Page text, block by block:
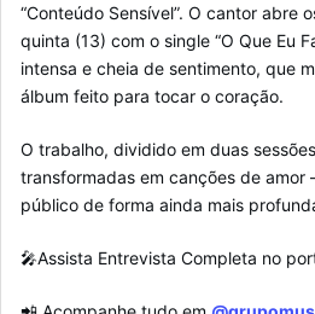
“Conteúdo Sensível”. O cantor abre
quinta (13) com o single “O Que Eu
intensa e cheia de sentimento, que
álbum feito para tocar o coração.
O trabalho, dividido em duas
transformadas em canções de
público de forma ainda mais
🎤Assista Entrevista Completa no